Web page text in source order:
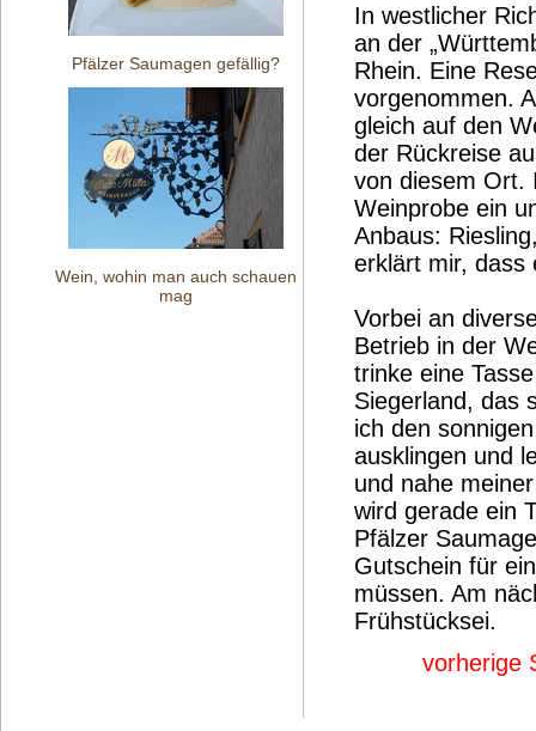
Pfälzer Saumagen gefällig?
Wein, wohin man auch schauen
mag
In westlicher
an der
Rhein. Eine
vorgenommen.
gleich auf den
der Rückreise
von diesem Ort.
Weinprobe ein
Anbaus:
erklärt mir, dass
Vorbei an
Betrieb in der
trinke eine
Siegerland, das
ich den
ausklingen und
und nahe
wird gerade ein
Pfälzer
Gutschein für
müssen. Am
Frühstücksei.
vorherige